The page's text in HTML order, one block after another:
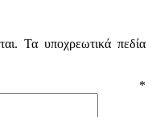
Τα υποχρεωτικά πεδία
*